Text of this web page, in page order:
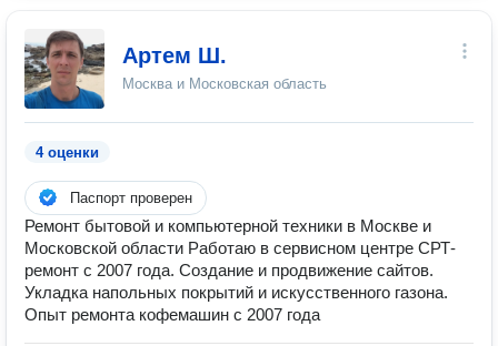
Артем Ш.
Москва и Московская область
4 оценки
Паспорт проверен
Ремонт бытовой и компьютерной техники в Москве и
Московской области Работаю в сервисном центре СРТ-
ремонт с 2007 года. Создание и продвижение сайтов.
Укладка напольных покрытий и искусственного газона.
Опыт ремонта кофемашин с 2007 года